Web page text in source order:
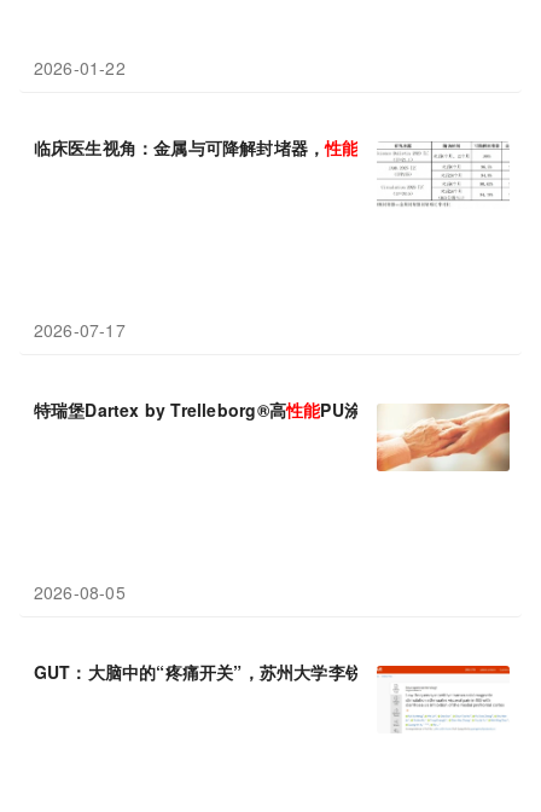
2026-01-22
临床医生视角：金属与可降解封堵器，性能 指标差异的全面对比与
2026-07-17
特瑞堡Dartex by Trelleborg®高性能PU涂层织物满足多元护理应
2026-08-05
GUT：大脑中的“疼痛开关”，苏州大学李锐/徐广银合作表明低频